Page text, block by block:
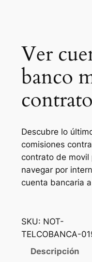
Ver
banco
contrato
Descubre lo
comisiones
contrato de movil
navegar por
cuenta bancaria
SKU: NOT-
TELCOBANCA-
Descripción